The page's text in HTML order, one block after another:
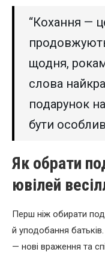
“Кохання —
щодня,
слова
подарунок
бути
Як обрати
ювілей
Перш ніж обирати
й уподобання
— нові враження та